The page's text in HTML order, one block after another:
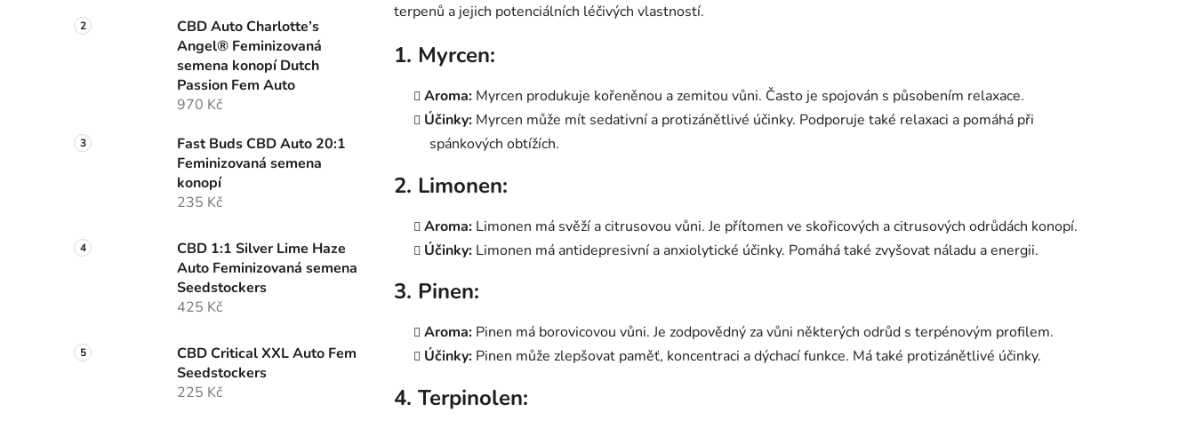
n
e
CBD Auto Charlotte’s
Angel® Feminizovaná
semena konopí Dutch
Passion Fem Auto
970 Kč
Fast Buds CBD Auto 20:1
Feminizovaná semena
konopí
235 Kč
CBD 1:1 Silver Lime Haze
Auto Feminizovaná semena
Seedstockers
425 Kč
CBD Critical XXL Auto Fem
Seedstockers
225 Kč
terpenů a jejich potenciálních léčivých vlastností.
1. Myrcen:
Aroma: Myrcen produkuje kořeněnou a zemitou vůni. Často je spojován s působením relaxace.
Účinky: Myrcen může mít sedativní a protizánětlivé účinky. Podporuje také relaxaci a pomáhá při
spánkových obtížích.
2. Limonen:
Aroma: Limonen má svěží a citrusovou vůni. Je přítomen ve skořicových a citrusových odrůdách konopí.
Účinky: Limonen má antidepresivní a anxiolytické účinky. Pomáhá také zvyšovat náladu a energii.
3. Pinen:
Aroma: Pinen má borovicovou vůni. Je zodpovědný za vůni některých odrůd s terpénovým profilem.
Účinky: Pinen může zlepšovat paměť, koncentraci a dýchací funkce. Má také protizánětlivé účinky.
4. Terpinolen: